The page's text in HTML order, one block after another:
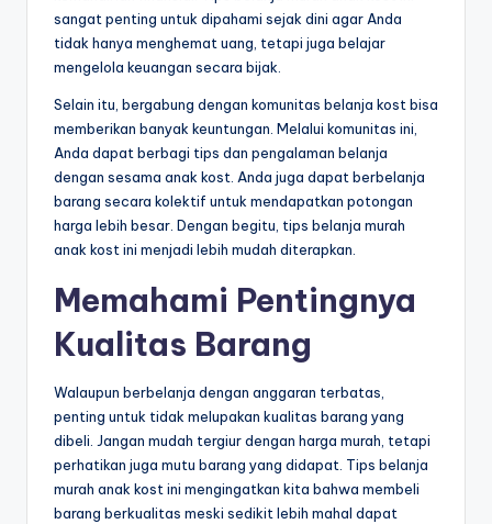
sangat penting untuk dipahami sejak dini agar Anda
tidak hanya menghemat uang, tetapi juga belajar
mengelola keuangan secara bijak.
Selain itu, bergabung dengan komunitas belanja kost bisa
memberikan banyak keuntungan. Melalui komunitas ini,
Anda dapat berbagi tips dan pengalaman belanja
dengan sesama anak kost. Anda juga dapat berbelanja
barang secara kolektif untuk mendapatkan potongan
harga lebih besar. Dengan begitu, tips belanja murah
anak kost ini menjadi lebih mudah diterapkan.
Memahami Pentingnya
Kualitas Barang
Walaupun berbelanja dengan anggaran terbatas,
penting untuk tidak melupakan kualitas barang yang
dibeli. Jangan mudah tergiur dengan harga murah, tetapi
perhatikan juga mutu barang yang didapat. Tips belanja
murah anak kost ini mengingatkan kita bahwa membeli
barang berkualitas meski sedikit lebih mahal dapat